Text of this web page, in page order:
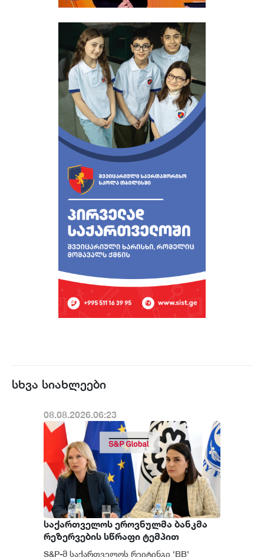
სხვა სიახლეები
08.08.2026.06:23
საქართველოს ეროვნულმა ბანკმა
რეზერვების სწრაფი ტემპით
დაგროვება განაგრძო და ივლისში
S&P-მ საქართველოს რეიტინგი 'BB'